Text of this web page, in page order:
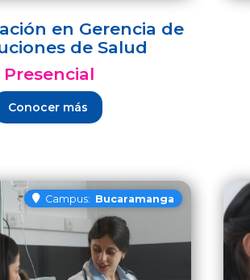
en Gerencia de
de Salud
Presencial
Conocer más
Campus: Bucaramanga